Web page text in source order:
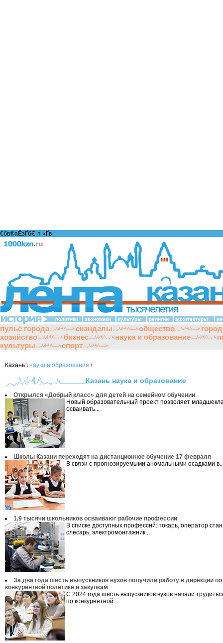
€бв®аЁзҐбЄ п «Ґ­в
политики экономики культуры религии архитектуры
пульс города скандалы общество
хозяйство
бизнес наука и образование
культуры
спорт
Казань \ наука и образование \
Казань наука и образование
Открылся «Добрый класс» для детей на семейном обучении
Новый образовательный проект позволяет
осваивать...
Школы Казани переходят на дистанционное обучение 17 февраля
В связи с прогнозируемыми аномальными осадками
1,9 тысячи школьников осваивают рабочие профессии
В списке доступных профессий: токарь, оператор
слесарь, электромонтажник...
За два года шесть выпускников вузов получили работу в дирекции по
конкурентной политике и закупкам
С 2024 года шесть выпускников вузов начали
по конкурентной...